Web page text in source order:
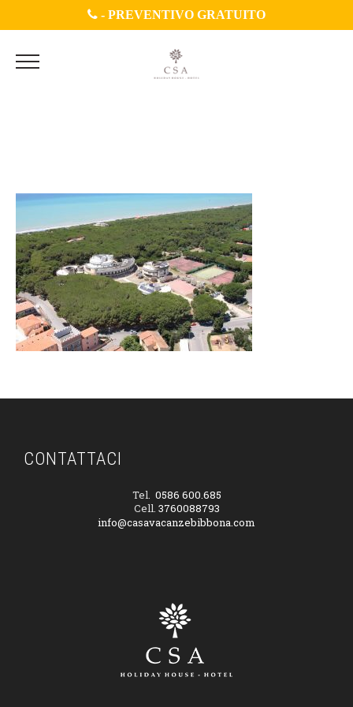
- PREVENTIVO GRATUITO
CONTATTACI
Tel. 0586 600.685
Cell. 3760088793
info@casavacanzebibbona.com